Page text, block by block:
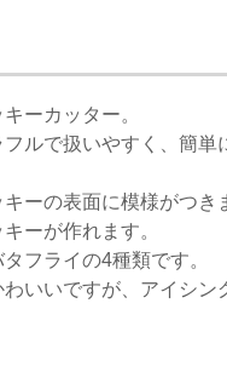
ーカッター。
ルで扱いやすく、簡単
ーの表面に模様がつき
ーが作れます。
フライの4種類です。
いいですが、アイシン